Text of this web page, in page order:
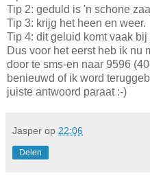
Tip 2: geduld is 'n schone
Tip 3: krijg het heen en weer.
Tip 4: dit geluid komt vaak bij
Dus voor het eerst heb ik nu
door te sms-en naar 9596
benieuwd of ik word
juiste antwoord paraat :-)
Jasper op 22:06
Delen